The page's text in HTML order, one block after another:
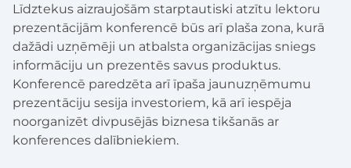
Līdztekus aizraujošām starptautiski atzītu lektoru
prezentācijām konferencē būs arī plaša zona, kurā
dažādi uzņēmēji un atbalsta organizācijas sniegs
informāciju un prezentēs savus produktus.
Konferencē paredzēta arī īpaša jaunuzņēmumu
prezentāciju sesija investoriem, kā arī iespēja
noorganizēt divpusējās biznesa tikšanās ar
konferences dalībniekiem.